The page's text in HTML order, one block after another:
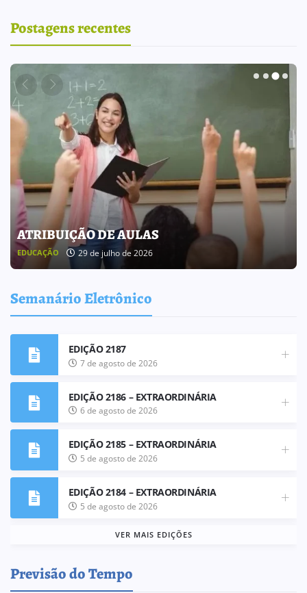
Postagens recentes
BOLETIM INFORMATIVO 238
BOLETIM INFORMATIVO 25 de julho de 2026
Semanário Eletrônico
EDIÇÃO 2187
7 de agosto de 2026
EDIÇÃO 2186 – EXTRAORDINÁRIA
6 de agosto de 2026
EDIÇÃO 2185 – EXTRAORDINÁRIA
5 de agosto de 2026
EDIÇÃO 2184 – EXTRAORDINÁRIA
5 de agosto de 2026
VER MAIS EDIÇÕES
Previsão do Tempo